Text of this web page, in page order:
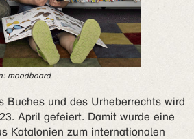
moodboard
Buches und des Urheberrechts wird
April gefeiert. Damit wurde eine
Katalonien zum internationalen